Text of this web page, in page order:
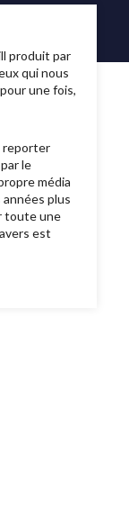
produit par
qui nous
une fois,
reporter
le
média
plus
toute une
est